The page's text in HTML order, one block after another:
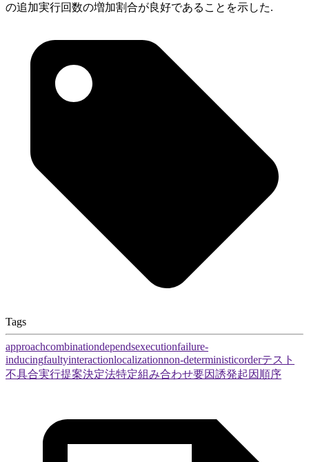
の追加実行回数の増加割合が良好であることを示した.
Tags
approachcombinationdependsexecutionfailure-
inducingfaultyinteractionlocalizationnon-deterministicorderテスト
不具合実行提案決定法特定組み合わせ要因誘発起因 順序